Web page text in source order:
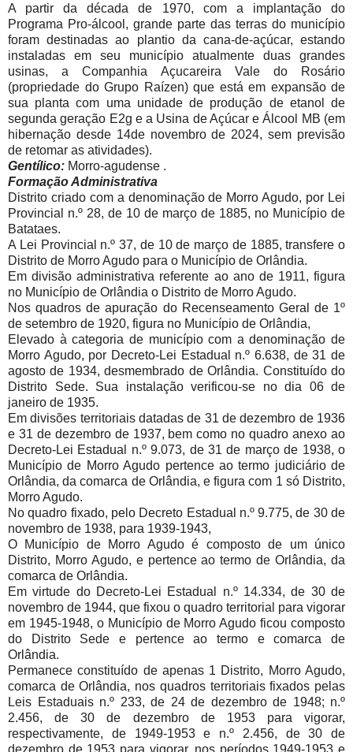
A partir da década de 1970, com a implantação do
Programa Pro-álcool, grande parte das terras do município
foram destinadas ao plantio da cana-de-açúcar, estando
instaladas em seu município atualmente duas grandes
usinas, a Companhia Açucareira Vale do Rosário
(propriedade do Grupo Raízen) que está em expansão de
sua planta com uma unidade de produção de etanol de
segunda geração E2g e a Usina de Açúcar e Álcool MB (em
hibernação desde 14de novembro de 2024, sem previsão
de retomar as atividades).
Gentílico: Morro-agudense .
Formação Administrativa
Distrito criado com a denominação de Morro Agudo, por Lei
Provincial n.º 28, de 10 de março de 1885, no Município de
Batataes.
A Lei Provincial n.º 37, de 10 de março de 1885, transfere o
Distrito de Morro Agudo para o Município de Orlândia.
Em divisão administrativa referente ao ano de 1911, figura
no Município de Orlândia o Distrito de Morro Agudo.
Nos quadros de apuração do Recenseamento Geral de 1º
de setembro de 1920, figura no Município de Orlândia,
Elevado à categoria de município com a denominação de
Morro Agudo, por Decreto-Lei Estadual n.º 6.638, de 31 de
agosto de 1934, desmembrado de Orlândia. Constituído do
Distrito Sede. Sua instalação verificou-se no dia 06 de
janeiro de 1935.
Em divisões territoriais datadas de 31 de dezembro de 1936
e 31 de dezembro de 1937, bem como no quadro anexo ao
Decreto-Lei Estadual n.º 9.073, de 31 de março de 1938, o
Município de Morro Agudo pertence ao termo judiciário de
Orlândia, da comarca de Orlândia, e figura com 1 só Distrito,
Morro Agudo.
No quadro fixado, pelo Decreto Estadual n.º 9.775, de 30 de
novembro de 1938, para 1939-1943,
O Município de Morro Agudo é composto de um único
Distrito, Morro Agudo, e pertence ao termo de Orlândia, da
comarca de Orlândia.
Em virtude do Decreto-Lei Estadual n.º 14.334, de 30 de
novembro de 1944, que fixou o quadro territorial para vigorar
em 1945-1948, o Município de Morro Agudo ficou composto
do Distrito Sede e pertence ao termo e comarca de
Orlândia.
Permanece constituído de apenas 1 Distrito, Morro Agudo,
comarca de Orlândia, nos quadros territoriais fixados pelas
Leis Estaduais n.º 233, de 24 de dezembro de 1948; n.º
2.456, de 30 de dezembro de 1953 para vigorar,
respectivamente, de 1949-1953 e n.º 2.456, de 30 de
dezembro de 1953 para vigorar, nos períodos 1949-1953 e